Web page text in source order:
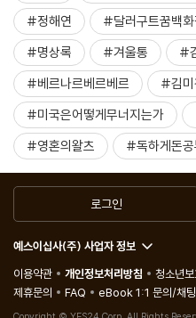
#정해연
#달러구트꿈백화
#명상록
#겨울통 #
#베르나르베르베르
#김미
#미국은어떻게무너지는가
#영혼의왈츠
#독하게돈공
로그인
예스이십사(주) 사업자 정보
이용약관
개인정보처리방침
청소년
제휴문의
FAQ eBook 1:1 문의/채